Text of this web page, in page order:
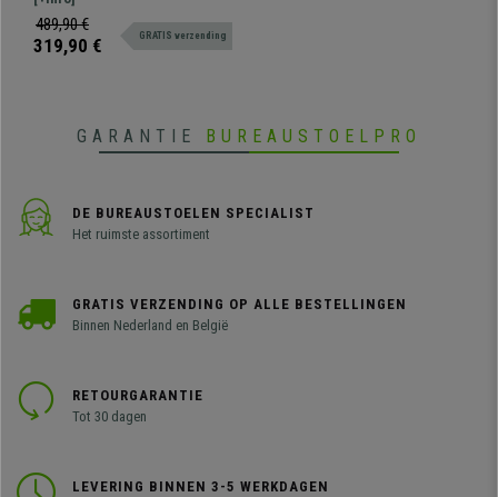
kunststof zittingen. Zeer resistent,
groot comfort. Verkrijgbaar in
489,90 €
319,90 € GRATIS verzending
GARANTIE BUREAUSTOELPRO
DE BUREAUSTOELEN SPECIALIST
Het ruimste assortiment
GRATIS VERZENDING OP ALLE BESTELLINGEN
Binnen Nederland en België
RETOURGARANTIE
Tot 30 dagen
LEVERING BINNEN 3-5 WERKDAGEN